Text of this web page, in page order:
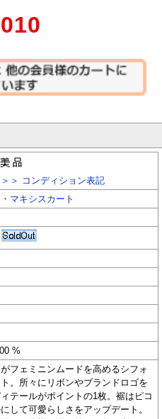
ディション表記
マキシスカート
%
フェミニンムードを高めるシフォ
。所々にリボンやブランドロゴを
テールがポイントの1枚。裾はピコ
して可愛らしさをアップデート。